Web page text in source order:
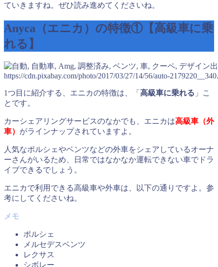
ていきますね。ぜひ読み進めてくださいね。
Anyca（エニカ）の特徴①【高級車に乗
れる】
https://cdn.pixabay.com/photo/2017/03/27/14/56/auto-
1つ目に紹介する、エニカの特徴は、「 高級車に乗れる 」こ
とです。
カーシェアリングサービスのなかでも、エニカは高級車（外
車） がラインナップされていますよ。
人気なポルシェやベンツなどの外車をシェアしているオーナ
ーさんがいるため、日常ではなかなか運転できない車でドラ
イブできるでしょう。
エニカで利用できる高級車や外車は、以下の通りですよ。参
考にしてくださいね。
ポルシェ
メルセデスベンツ
レクサス
シボレー